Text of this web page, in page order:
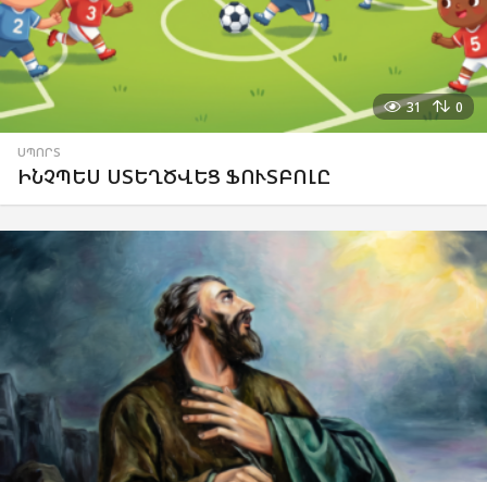
31 0
ՍՊՈՐՏ
ԻՆՉՊԵՍ ՍՏԵՂԾՎԵՑ ՖՈՒՏԲՈԼԸ